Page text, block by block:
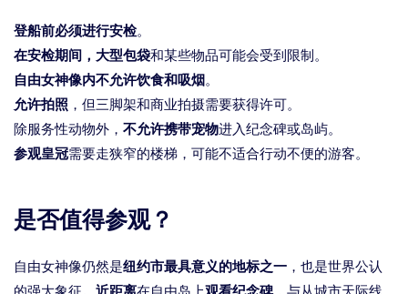
登船前必须进行安检。
在安检期间，大型包袋和某些物品可能会受到限制。
自由女神像内不允许饮食和吸烟。
允许拍照 ，但三脚架和商业拍摄需要获得许可。
除服务性动物外， 不允许携带宠物进入纪念碑或岛屿。
参观皇冠需要走狭窄的楼梯，可能不适合行动不便的游客。
是否值得参观？
自由女神像仍然是纽约市最具意义的地标之一 ，也是世界公认